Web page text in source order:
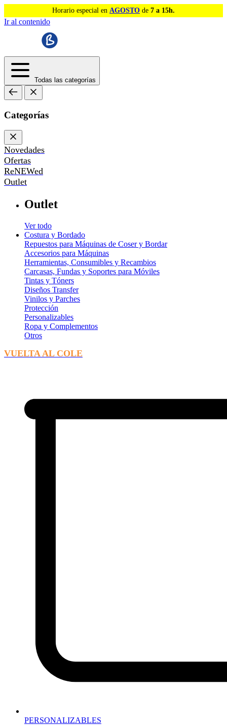
Horario especial en AGOSTO de 7 a 15h.
Ir al contenido
Todas las categorías
Categorías
Novedades
Ofertas
ReNEWed
Outlet
Outlet
Ver todo
Costura y Bordado
Repuestos para Máquinas de Coser y Bordar
Accesorios para Máquinas
Herramientas, Consumibles y Recambios
Carcasas, Fundas y Soportes para Móviles
Tintas y Tóners
Diseños Transfer
Vinilos y Parches
Protección
Personalizables
Ropa y Complementos
Otros
VUELTA AL COLE
PERSONALIZABLES